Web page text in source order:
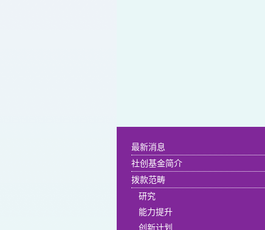
最新消息
社创基金简介
拨款范畴
研究
能力提升
创新计划